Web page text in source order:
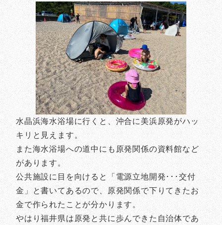
水晶浜海水浴場に行くと、沖合に美浜原発がハッ
キリと見えます。
また海水浴場への道中にも原発関係の資料館など
があります。
公共施設に目を向けると「電源立地開発･･･交付
金」と書いてあるので、原発関係で下りてきたお
金で作られたことが分かります。
やはり福井県は原発と共に歩んできた自治体であ